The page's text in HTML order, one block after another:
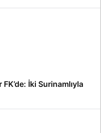
İki Surinamlıyla